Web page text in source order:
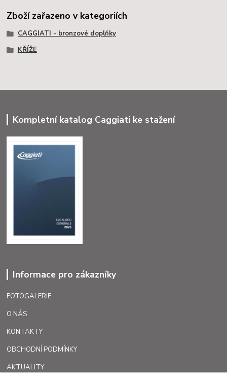
Zboží zařazeno v kategoriích
CAGGIATI - bronzové doplňky
KŘÍŽE
Kompletní katalog Caggiati ke stažení
Informace pro zákazníky
FOTOGALERIE
O NÁS
KONTAKTY
OBCHODNÍ PODMÍNKY
AKTUALITY